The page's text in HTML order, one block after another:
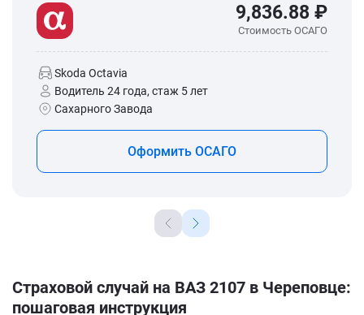
9,836.88 ₽
Стоимость ОСАГО
Skoda Octavia
Водитель 24 года, стаж 5 лет
Сахарного Завода
Оформить ОСАГО
Страховой случай на ВАЗ 2107 в Череповце:
пошаговая инструкция